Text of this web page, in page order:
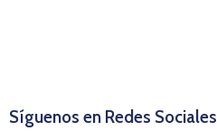
Síguenos en Redes Sociales